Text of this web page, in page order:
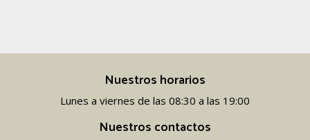
Nuestros horarios
Lunes a viernes de las 08:30 a las 19:00
Nuestros contactos